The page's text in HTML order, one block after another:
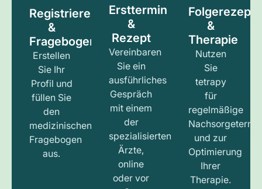
Registrieren
&
Fragebogen
Erstellen
Sie Ihr
Profil und
füllen Sie
den
medizinischen
Fragebogen
aus.
Ersttermin
&
Rezept
Vereinbaren
Sie ein
ausführliches
Gespräch
mit einem
der
spezialisierten
Ärzte,
online
oder vor
Folgerezept
&
Therapie
Nutzen
Sie
tetrapy
für
regelmäßige
und zur
Optimierung
Ihrer
Therapie.